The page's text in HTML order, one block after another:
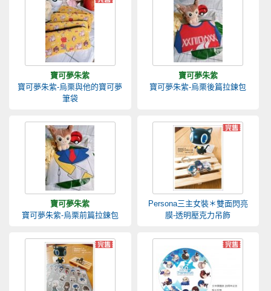
寶可夢朱紫
寶可夢朱紫-烏栗與他的寶可夢
筆袋
寶可夢朱紫
寶可夢朱紫-烏栗後篇拉鍊包
寶可夢朱紫
寶可夢朱紫-烏栗前篇拉鍊包
Persona三主女裝＊雙面閃亮
膜-透明壓克力吊飾